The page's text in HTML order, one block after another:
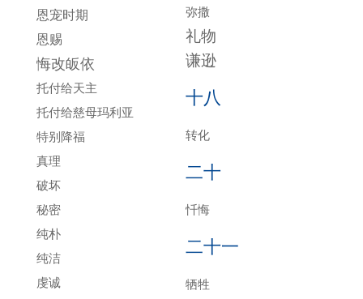
恩宠时期
恩赐
悔改皈依
托付给天主
托付给慈母玛利亚
特别降福
真理
破坏
秘密
纯朴
纯洁
虔诚
弥撒
礼物
谦逊
十八
转化
二十
忏悔
二十一
牺牲